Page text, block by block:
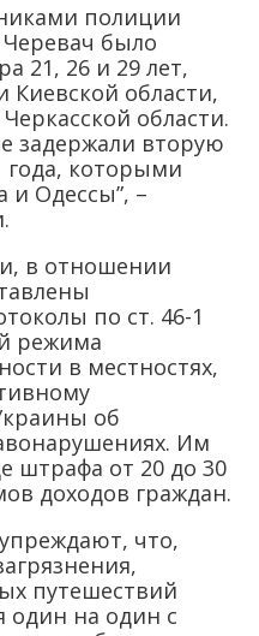
полиции
было
21, 26 и 29 лет,
Киевской области,
области.
задержали вторую
года, которыми
и Одессы”, –
в отношении
по ст. 46-1
режима
в местностях,
об
Им
штрафа от 20 до 30
доходов граждан.
что,
путешествий
один на один с